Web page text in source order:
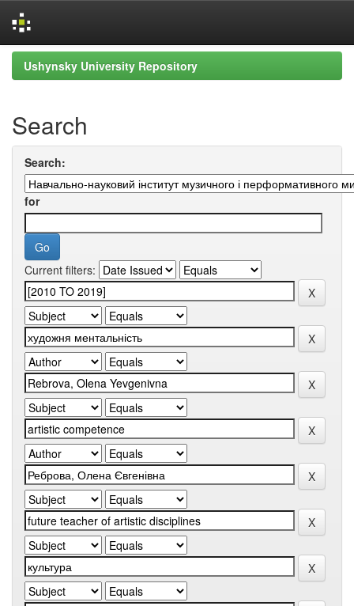
Skip
navigation
Ushynsky University Repository
Search
Search:
for
Current filters: